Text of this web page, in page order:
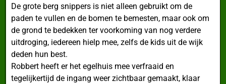
De grote berg snippers is niet alleen gebruikt om de
paden te vullen en de bomen te bemesten, maar ook om
de grond te bedekken ter voorkoming van nog verdere
uitdroging, iedereen hielp mee, zelfs de kids uit de wijk
deden hun best.
Robbert heeft er het egelhuis mee verfraaid en
tegelijkertijd de ingang weer zichtbaar gemaakt, klaar